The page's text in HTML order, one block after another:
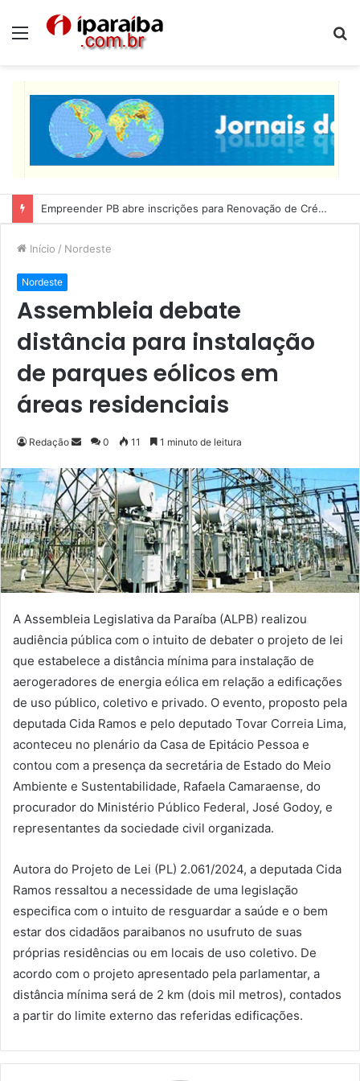
Menu
Lucas Ribeiro inspeciona obras da última etapa do Centro de Convenções
Início / Nordeste
Nordeste
Assembleia debate
distância para instalação
de parques eólicos em
áreas residenciais
Redação
n
d
e
u
m
e
-
m
a
0 11 1 minuto de leitura
A Assembleia Legislativa da Paraíba (ALPB) realizou
audiência pública com o intuito de debater o projeto de lei
que estabelece a distância mínima para instalação de
aerogeradores de energia eólica em relação a edificações
de uso público, coletivo e privado. O evento, proposto pela
deputada Cida Ramos e pelo deputado Tovar Correia Lima,
aconteceu no plenário da Casa de Epitácio Pessoa e
contou com a presença da secretária de Estado do Meio
Ambiente e Sustentabilidade, Rafaela Camaraense, do
procurador do Ministério Público Federal, José Godoy, e
representantes da sociedade civil organizada.
Autora do Projeto de Lei (PL) 2.061/2024, a deputada Cida
Ramos ressaltou a necessidade de uma legislação
especifica com o intuito de resguardar a saúde e o bem
estar dos cidadãos paraibanos no usufruto de suas
próprias residências ou em locais de uso coletivo. De
acordo com o projeto apresentado pela parlamentar, a
distância mínima será de 2 km (dois mil metros), contados
a partir do limite externo das referidas edificações.